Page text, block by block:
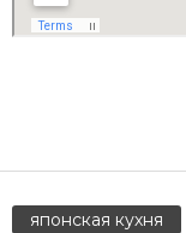
японская кухня